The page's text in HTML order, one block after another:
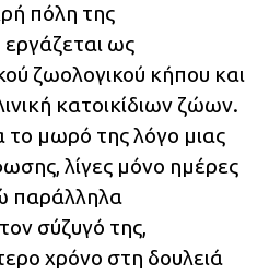
πόλη της
ως
ζωολογικού κήπου και
κατοικίδιων ζώων.
το μωρό της λόγο μιας
λίγες μόνο ημέρες
παράλληλα
σύζυγό της,
χρόνο στη δουλειά